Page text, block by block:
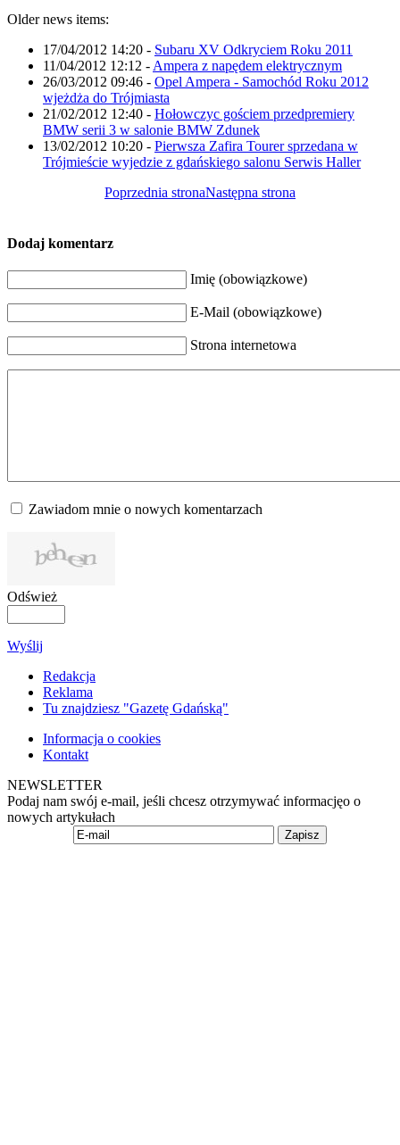
Older news items:
17/04/2012 14:20 - Subaru XV Odkryciem Roku 2011
11/04/2012 12:12 - Ampera z napędem elektrycznym
26/03/2012 09:46 - Opel Ampera - Samochód Roku 2012
wjeżdża do Trójmiasta
21/02/2012 12:40 - Hołowczyc gościem przedpremiery
BMW serii 3 w salonie BMW Zdunek
13/02/2012 10:20 - Pierwsza Zafira Tourer sprzedana w
Trójmieście wyjedzie z gdańskiego salonu Serwis Haller
Poprzednia stronaNastępna strona
Dodaj komentarz
Imię (obowiązkowe)
E-Mail (obowiązkowe)
Strona internetowa
Zawiadom mnie o nowych komentarzach
Odśwież
Wyślij
Redakcja
Reklama
Tu znajdziesz "Gazetę Gdańską"
Informacja o cookies
Kontakt
NEWSLETTER
Podaj nam swój e-mail, jeśli chcesz otrzymywać informacjęo o
nowych artykułach
Zapisz